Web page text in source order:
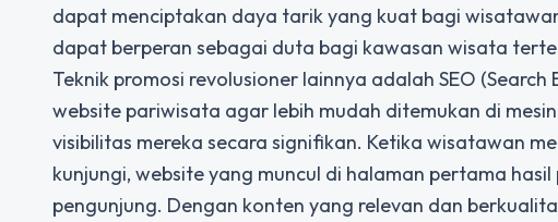
dapat menciptakan daya tarik yang kuat bagi
dapat berperan sebagai duta bagi kawasan wisata
Teknik promosi revolusioner lainnya adalah SEO
website pariwisata agar lebih mudah ditemukan di
visibilitas mereka secara signifikan. Ketika wisatawan
kunjungi, website yang muncul di halaman pertama
pengunjung. Dengan konten yang relevan dan